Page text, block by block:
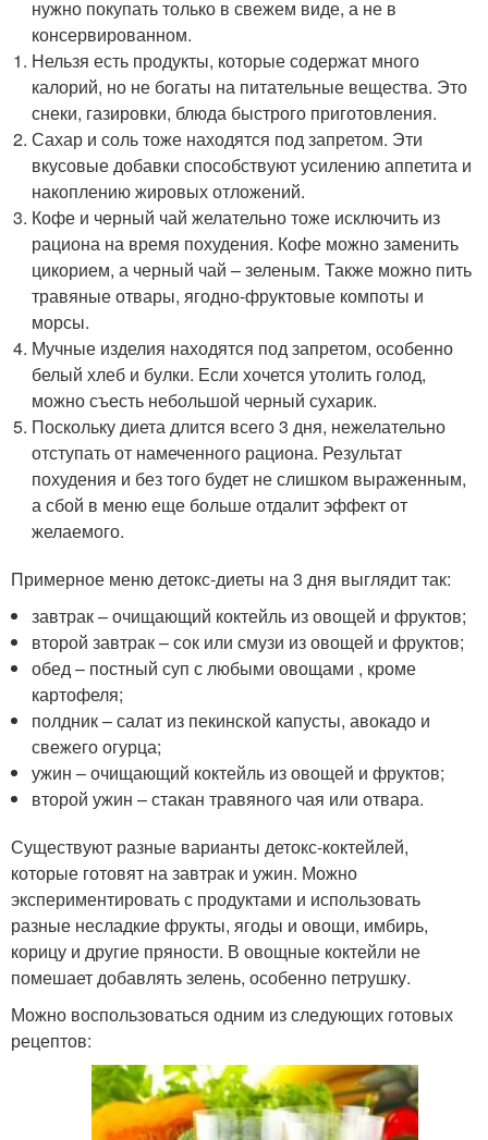
нужно покупать только в свежем виде, а не в
консервированном.
Нельзя есть продукты, которые содержат много
калорий, но не богаты на питательные вещества. Это
снеки, газировки, блюда быстрого приготовления.
Сахар и соль тоже находятся под запретом. Эти
вкусовые добавки способствуют усилению аппетита и
накоплению жировых отложений.
Кофе и черный чай желательно тоже исключить из
рациона на время похудения. Кофе можно заменить
цикорием, а черный чай – зеленым. Также можно пить
травяные отвары, ягодно-фруктовые компоты и
морсы.
Мучные изделия находятся под запретом, особенно
белый хлеб и булки. Если хочется утолить голод,
можно съесть небольшой черный сухарик.
Поскольку диета длится всего 3 дня, нежелательно
отступать от намеченного рациона. Результат
похудения и без того будет не слишком выраженным,
а сбой в меню еще больше отдалит эффект от
желаемого.
Примерное меню детокс-диеты на 3 дня выглядит так:
завтрак – очищающий коктейль из овощей и фруктов;
второй завтрак – сок или смузи из овощей и фруктов;
обед – постный суп с любыми овощами , кроме
картофеля;
полдник – салат из пекинской капусты, авокадо и
свежего огурца;
ужин – очищающий коктейль из овощей и фруктов;
второй ужин – стакан травяного чая или отвара.
Существуют разные варианты детокс-коктейлей,
которые готовят на завтрак и ужин. Можно
экспериментировать с продуктами и использовать
разные несладкие фрукты, ягоды и овощи, имбирь,
корицу и другие пряности. В овощные коктейли не
помешает добавлять зелень, особенно петрушку.
Можно воспользоваться одним из следующих готовых
рецептов: